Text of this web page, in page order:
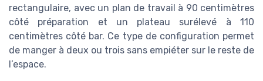
rectangulaire, avec un plan de travail à 90 centimètres
côté préparation et un plateau surélevé à 110
centimètres côté bar. Ce type de configuration permet
de manger à deux ou trois sans empiéter sur le reste de
l’espace.